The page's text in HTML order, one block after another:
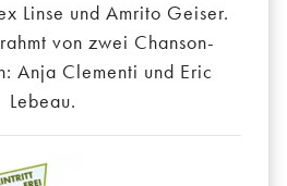
Linse und Amrito Geiser.
von zwei Chanson-
Anja Clementi und Eric
Lebeau.